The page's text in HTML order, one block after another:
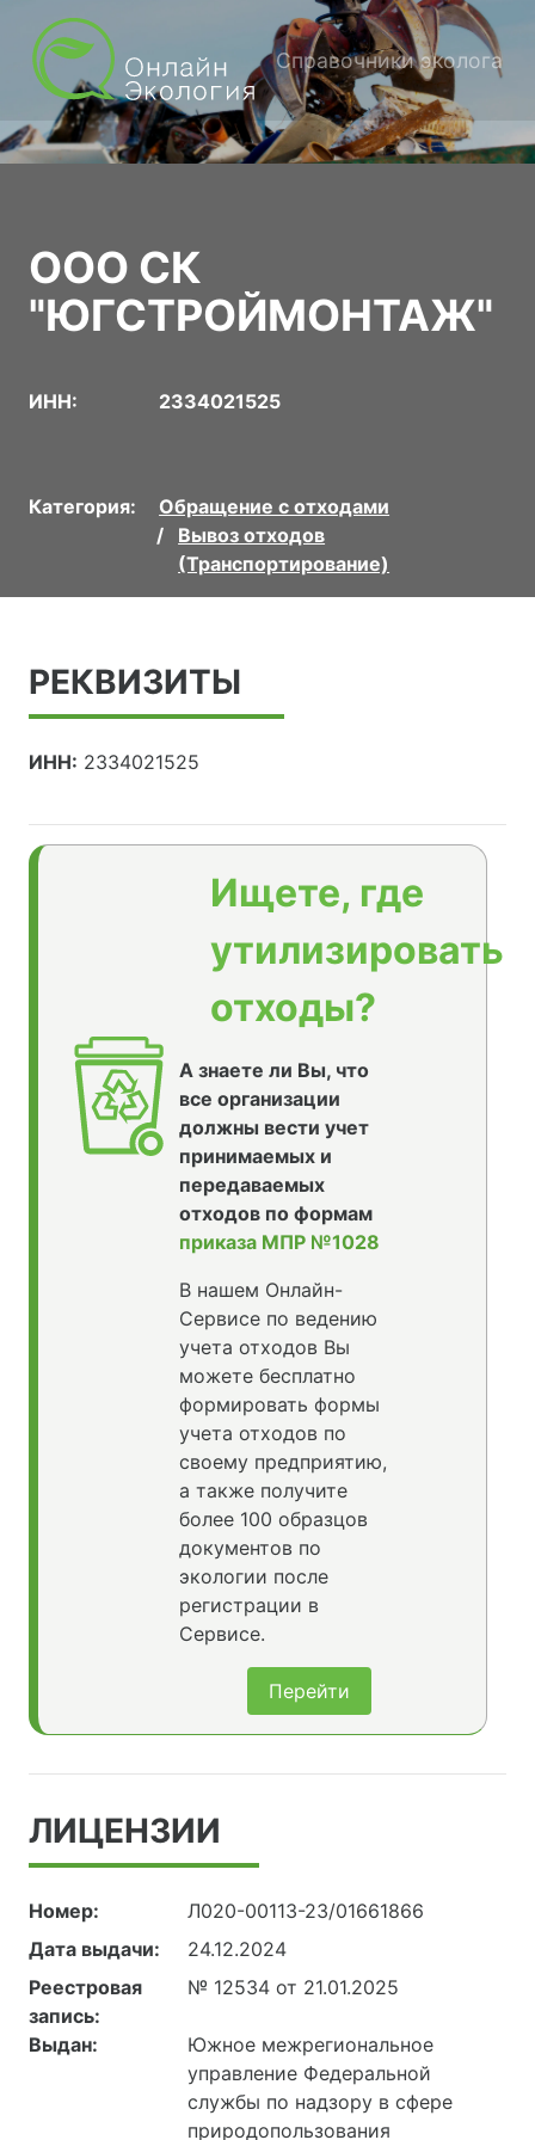
Справочники эколога
ООО СК
"ЮГСТРОЙМОНТАЖ"
ИНН: 2334021525
Категория:
Обращение с отходами
Вывоз отходов
(Транспортирование)
РЕКВИЗИТЫ
ИНН: 2334021525
Ищете, где
утилизировать
отходы?
А знаете ли Вы, что
все организации
должны вести учет
принимаемых и
передаваемых
отходов по формам
приказа МПР №1028
В нашем Онлайн-
Сервисе по ведению
учета отходов Вы
можете бесплатно
формировать формы
учета отходов по
своему предприятию,
а также получите
более 100 образцов
документов по
экологии после
регистрации в
Сервисе.
Перейти
ЛИЦЕНЗИИ
Номер:
Л020-00113-23/01661866
Дата выдачи:
24.12.2024
Реестровая
запись:
№ 12534 от 21.01.2025
Выдан:
Южное межрегиональное
управление Федеральной
службы по надзору в сфере
природопользования